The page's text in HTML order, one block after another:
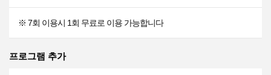
※ 7회 이용시 1회 무료로 이용 가능합니다
프로그램 추가